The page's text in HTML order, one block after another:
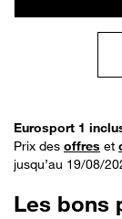
Eurosport 1
Prix des offres et
jusqu’au 19/08/
Les bons